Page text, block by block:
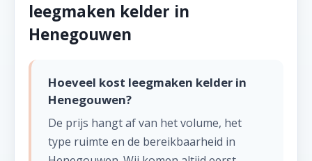
leegmaken kelder in
Henegouwen
Hoeveel kost leegmaken kelder in
Henegouwen?
De prijs hangt af van het volume, het
type ruimte en de bereikbaarheid in